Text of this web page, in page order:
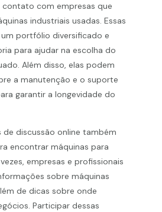
com empresas que
industriais usadas. Essas
portfólio diversificado e
para ajudar na escolha do
Além disso, elas podem
a manutenção e o suporte
garantir a longevidade do
de discussão online também
encontrar máquinas para
empresas e profissionais
sobre máquinas
de dicas sobre onde
Participar dessas